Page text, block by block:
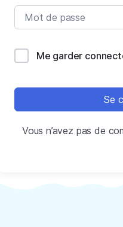
Me garder
Se
Vous n’avez pas de